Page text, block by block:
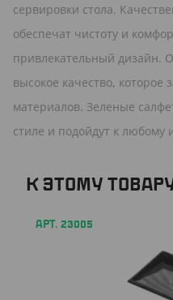
сервировки стола.
обеспечат чистоту и
привлекательный дизайн.
высокое качество, которое
материалов. Зеленые
стиле и подойдут к любому
К ЭТОМУ
АРТ. 23005